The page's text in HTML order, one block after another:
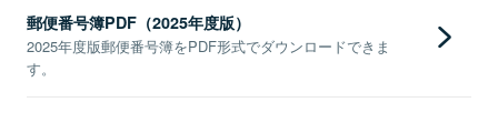
郵便番号簿PDF（2025年度版）
2025年度版郵便番号簿をPDF形式でダウンロードできま
す。